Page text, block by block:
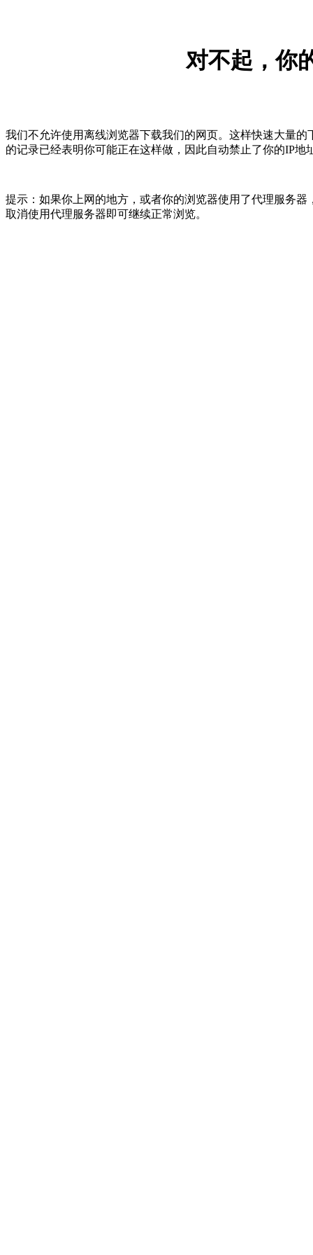
对不起，你
我们不允许使用离线浏览器下载我们的网页。这样快速大量
的记录已经表明你可能正在这样做，因此自动禁止了你的IP
提示：如果你上网的地方，或者你的浏览器使用了代理服务
取消使用代理服务器即可继续正常浏览。